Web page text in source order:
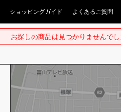
ショッピングガイド よくあるご質問
お探しの商品は見つかりませんで